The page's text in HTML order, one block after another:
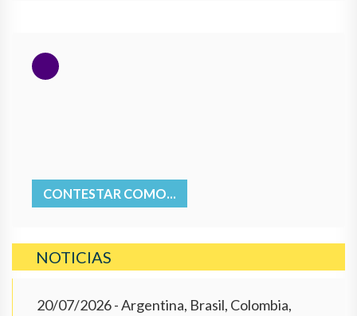
CONTESTAR COMO...
NOTICIAS
20/07/2026- Argentina, Brasil, Colombia,